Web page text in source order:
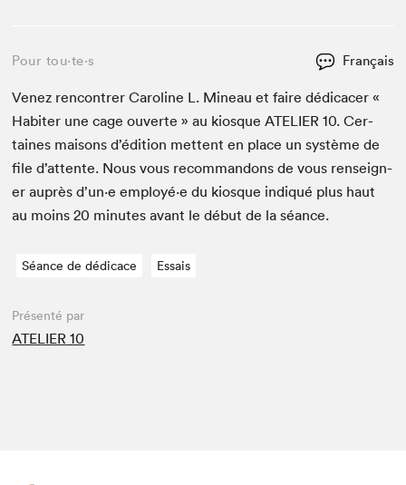
Pour tou⋅te⋅s Français
Venez ren­con­tr­er Car­o­line L. Mineau et faire dédi­cac­er «
Habiter une cage ouverte » au kiosqueATE­LIER 10. Cer­
taines maisons d’édi­tion met­tent en place un sys­tème de
file d’at­tente. Nous vous recom­man­dons de vous ren­seign­
er auprès d’un·e employé·e du kiosque indiqué plus haut
au moins20 min­utes avant le début de la séance.
Séance de dédicace Essais
Présenté par
ATELIER 10